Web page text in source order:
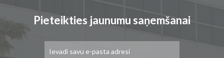
Pieteikties jaunumu saņemšanai